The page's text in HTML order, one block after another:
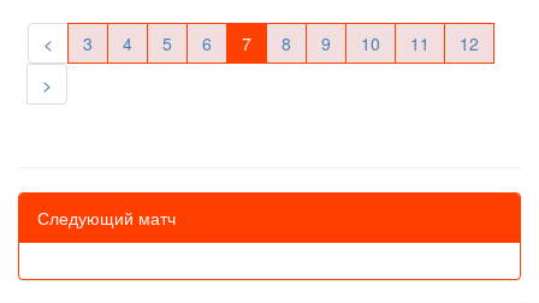
< 3 4 5 6 7 8 9 10 11
12
>
Следующий матч